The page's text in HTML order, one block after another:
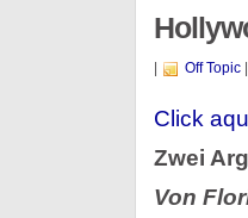
Off Topic|
Click
Zwei
Von